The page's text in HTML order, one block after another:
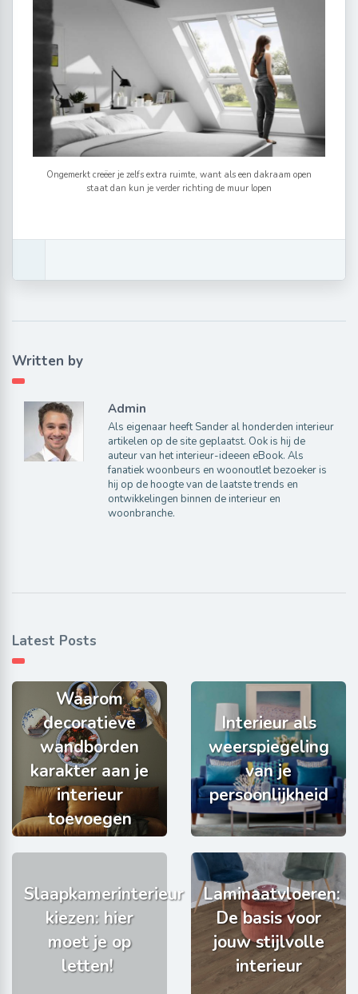
Ongemerkt creëer je zelfs extra ruimte, want als een dakraam open
staat dan kun je verder richting de muur lopen
Written by
Admin
Als eigenaar heeft Sander al honderden interieur
artikelen op de site geplaatst. Ook is hij de
auteur van het interieur-ideeen eBook. Als
fanatiek woonbeurs en woonoutlet bezoeker is
hij op de hoogte van de laatste trends en
ontwikkelingen binnen de interieur en
woonbranche.
Latest Posts
Waarom
decoratieve
wandborden
karakter aan je
interieur
toevoegen
Interieur als
weerspiegeling
van je
persoonlijkheid
Slaapkamerinterieur
kiezen: hier
moet je op
letten!
Laminaatvloeren:
De basis voor
jouw stijlvolle
interieur